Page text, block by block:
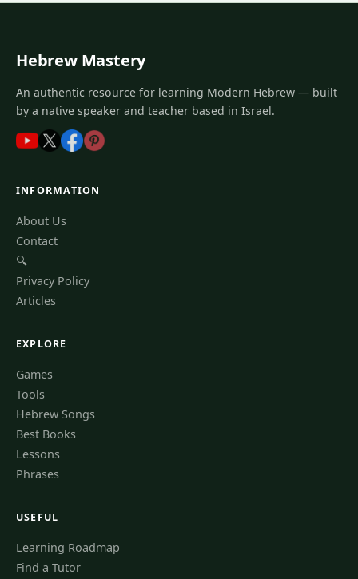
Hebrew Mastery
An authentic resource for learning Modern Hebrew — built
by a native speaker and teacher based in Israel.
INFORMATION
About Us
Contact
🔍
Privacy Policy
Articles
EXPLORE
Games
Tools
Hebrew Songs
Best Books
Lessons
Phrases
USEFUL
Learning Roadmap
Find a Tutor